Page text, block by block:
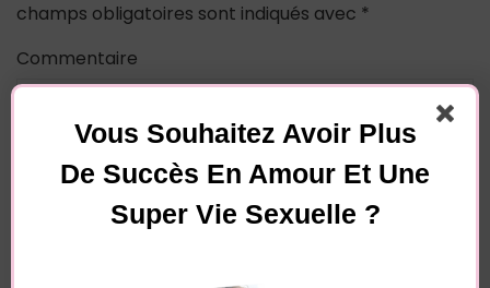
champs obligatoires sont indiqués avec *
Commentaire
Vous Souhaitez Avoir Plus
De Succès En Amour Et Une
Super Vie Sexuelle ?